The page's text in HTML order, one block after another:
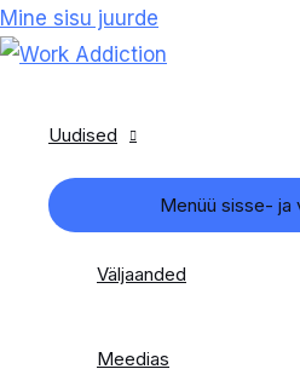
Mine sisu juurde
Uudised
Menüü sisse- ja
Väljaanded
Meedias